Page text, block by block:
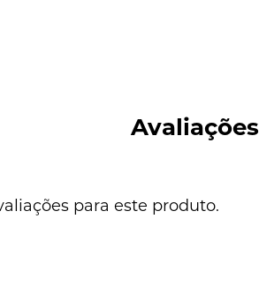
Avaliações
para este produto.